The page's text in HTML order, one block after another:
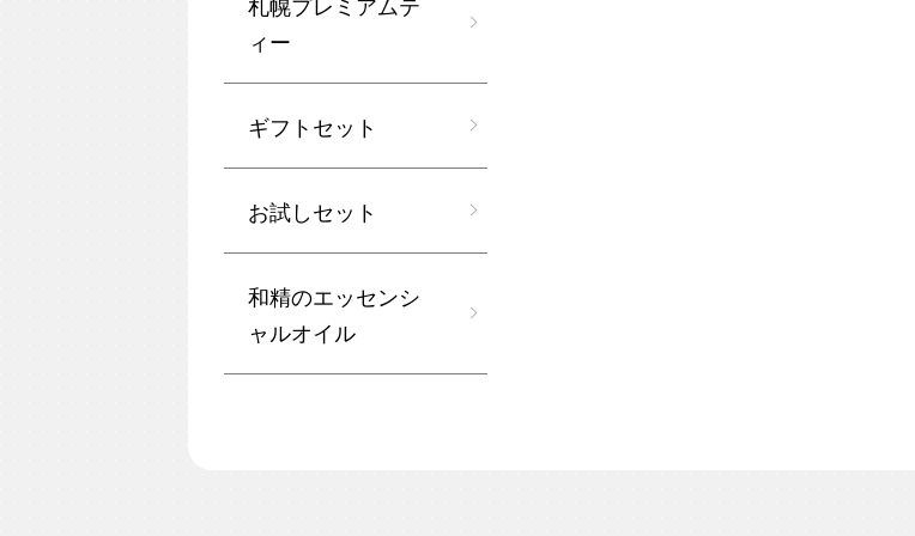
ィー
ギフトセット
お試しセット
和精のエッセンシ
ャルオイル